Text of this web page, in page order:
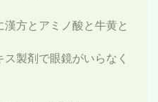
方とアミノ酸と牛黄と
製剤で眼鏡がいらなく